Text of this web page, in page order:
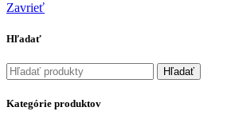
Zavrieť
Hľadať
Hľadať
Kategórie produktov